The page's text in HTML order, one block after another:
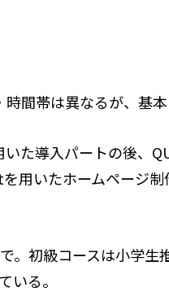
間帯は異なるが、基
た導入パートの後、
用いたホームページ
。初級コースは小学
いる。